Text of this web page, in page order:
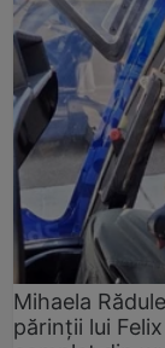
Mihaela
părinții lui